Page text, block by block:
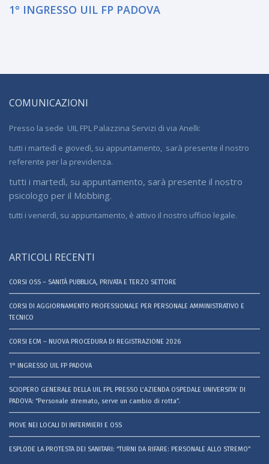
1° INGRESSO UIL FP PADOVA
COMUNICAZIONI
Presso la sede UIL FPL Palazzina Servizi di via Anelli:
tutti i martedì e giovedì, su appuntamento, sarà presente il nostro
referente per la previdenza.
tutti i martedì, su appuntamento, sarà presente il nostro
psicologo per il Mobbing.
tutti i venerdì, su appuntamento, è attivo il nostro ufficio legale.
ARTICOLI RECENTI
CORSI OSS – SANITÀ PUBBLICA, PRIVATA E TERZO SETTORE
CORSI DI AGGIORNAMENTO PROFESSIONALE PER PERSONALE AMMINISTRATIVO E
TECNICO
CORSI ECM – NUOVA PROCEDURA DI REGISTRAZIONE 2026
1° INGRESSO UIL FP PADOVA
SCIOPERO GENERALE DELLA UIL FPL PRESSO L’AZIENDA OSPEDALE UNIVERSITA’ DI
PADOVA: “Personale stremato, serve un cambio di rotta”.
PIOVE NEI LOCALI DI INFERMIERI E OSS
ESPLODE LA PROTESTA DEI SANITARI: “TURNI DA RIFARE: PERSONALE ALLO STREMO”